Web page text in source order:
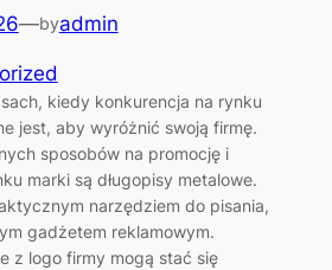
—byadmin
kiedy konkurencja na rynku
jest, aby wyróżnić swoją firmę.
sposobów na promocję i
marki są długopisy metalowe.
narzędziem do pisania,
gadżetem reklamowym.
z logo firmy mogą stać się